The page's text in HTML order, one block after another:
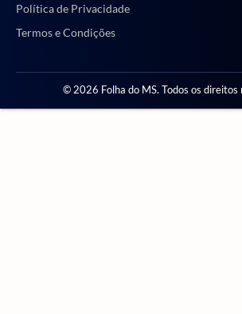
Política de Privacidade
Termos e Condições
© 2026 Folha do MS. Todos os direitos